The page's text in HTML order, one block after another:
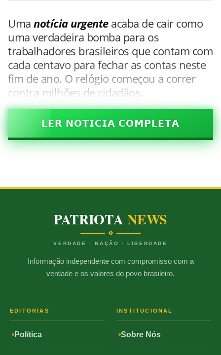
Uma notícia urgenteacaba de cair como
uma verdadeira bomba para os
trabalhadores brasileiros que contam com
cada centavo para fechar as contas neste
fim de ano. O relógio começou a correr
contra milhões de cidadãos.
𝗟𝗘𝗥 𝗡𝗢𝗧𝗜𝗖𝗜𝗔 𝗖𝗢𝗠𝗣𝗟𝗘𝗧𝗔
PATRIOTANEWS
VERDADE · NAÇÃO · LIBERDADE
Informação independente com compromisso com a
verdade e os valores do povo brasileiro.
EDITORIAS
Política
INSTITUCIONAL
Sobre Nós